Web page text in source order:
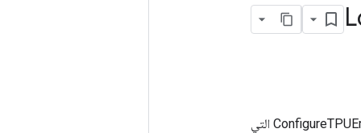
عملية تقوم بتحميل معلمات التحسين إلى HBM للتضمين. يجب أن يسبقه عملية ConfigureTPUEmbeddingHost التي